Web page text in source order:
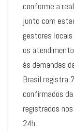
conforme a
junto com
gestores
os
às demandas
Brasil registra
confirmados
registrados
24h.